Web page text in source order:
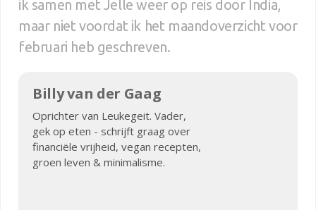
ik samen met Jelle weer op reis door India,
maar niet voordat ik het maandoverzicht voor
februari heb geschreven.
Billy van der Gaag
Oprichter van Leukegeit. Vader,
gek op eten - schrijft graag over
financiële vrijheid, vegan recepten,
groen leven & minimalisme.